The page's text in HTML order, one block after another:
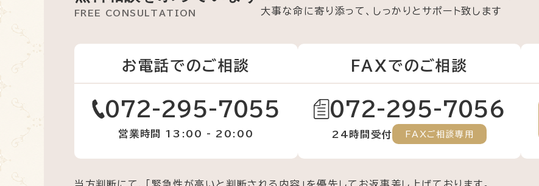
FREE CONSULTATION
大事な命に寄り添って、
しっかりとサポート致します
お電話でのご相談
072-295-7055
営業時間 13:00 - 20:00
FAXでのご相談
072-295-7056
24時間受付 FAXご相談専用